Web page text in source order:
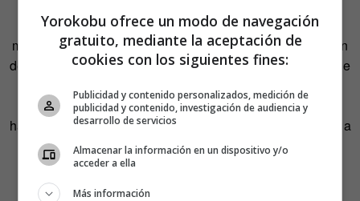
Además, aseguró a la periodista que el
movimiento#MeTooha cambiado totalmente la percepción
del acoso y la violación por parte de la sociedad. «Creo que
cuentas por sus acciones como no habían tenido que
hacerlo antes». Pero una vez más afirmó que no se refería a
Harvey Weinstein.
Nunca hizo falta ser preciso para decir tanto.
Yorokobu ofrece un modo de navegación
gratuito, mediante la aceptación de
cookies con los siguientes fines:
Publicidad y contenido personalizados, medición de
publicidad y contenido, investigación de audiencia y
desarrollo de servicios
Almacenar la información en un dispositivo y/o
acceder a ella
Más información